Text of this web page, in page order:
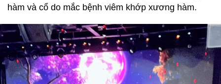
hàm và cổ do mắc bệnh viêm khớp xương hàm.